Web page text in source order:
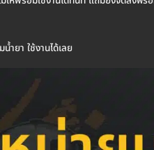
ำยา ใช้งานได้เลย